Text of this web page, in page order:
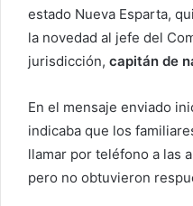
estado Nueva Esparta,
la novedad al jefe del
jurisdicción, capitán de
En el mensaje enviado
indicaba que los
llamar por teléfono a las
pero no obtuvieron